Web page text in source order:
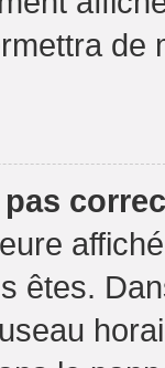
de
êtes.